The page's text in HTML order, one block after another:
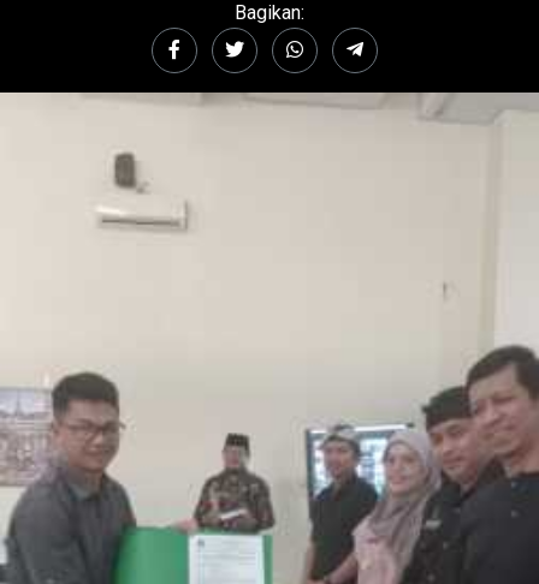
Bagikan: